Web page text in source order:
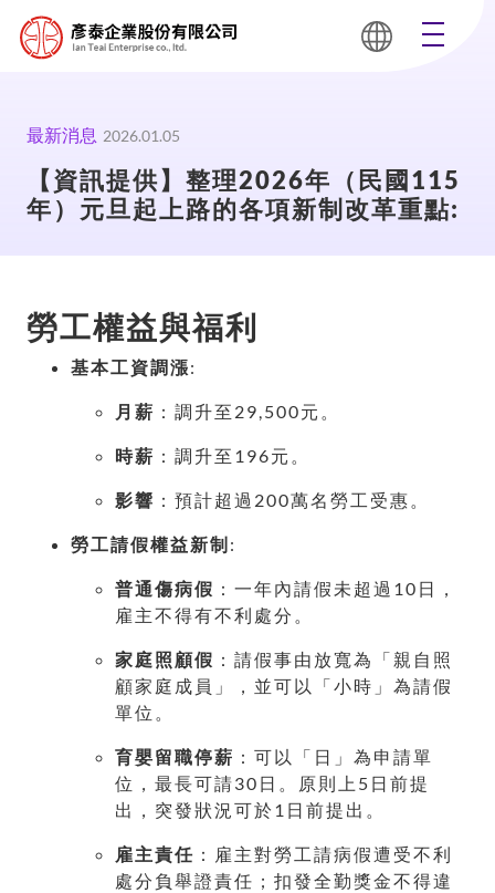
最新消息 2026.01.05
【資訊提供】整理2026年（民國115
年）元旦起上路的各項新制改革重點:
勞工權益與福利
基本工資調漲:
月薪 ：調升至29,500元。
時薪 ：調升至196元。
影響 ：預計超過200萬名勞工受惠。
勞工請假權益新制 :
普通傷病假 ：一年內請假未超過10日，
雇主不得有不利處分。
家庭照顧假 ：請假事由放寬為「親自照
顧家庭成員」，並可以「小時」為請假
單位。
育嬰留職停薪 ：可以「日」為申請單
位，最長可請30日。原則上5日前提
出，突發狀況可於1日前提出。
雇主責任 ：雇主對勞工請病假遭受不利
處分負舉證責任；扣發全勤獎金不得違